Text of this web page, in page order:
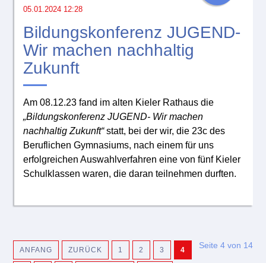
05.01.2024 12:28
Bildungskonferenz JUGEND-
Wir machen nachhaltig
Zukunft
Am 08.12.23 fand im alten Kieler Rathaus die
„Bildungskonferenz JUGEND- Wir machen
nachhaltig Zukunft“statt, bei der wir, die 23c des
Beruflichen Gymnasiums, nach einem für uns
erfolgreichen Auswahlverfahren eine von fünf Kieler
Schulklassen waren, die daran teilnehmen durften.
Seite 4 von 14
ANFANG ZURÜCK 1 2 3 4